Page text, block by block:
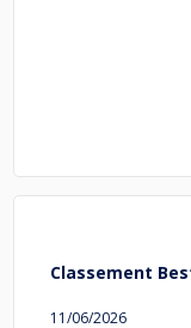
Classement
11/06/2026